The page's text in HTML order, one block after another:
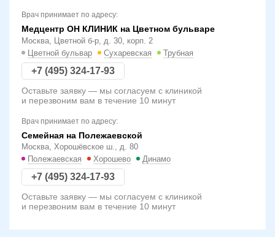
Врач принимает по адресу:
Медцентр ОН КЛИНИК на Цветном бульваре
Москва, Цветной б-р, д. 30, корп. 2
Цветной бульвар
Сухаревская Трубная
+7 (495) 324-17-93
Оставьте заявку — мы согласуем с клиникой
и перезвоним вам в течение 10 минут
Врач принимает по адресу:
Семейная на Полежаевской
Москва, Хорошёвское ш., д. 80
Полежаевская
Хорошево Динамо
+7 (495) 324-17-93
Оставьте заявку — мы согласуем с клиникой
и перезвоним вам в течение 10 минут